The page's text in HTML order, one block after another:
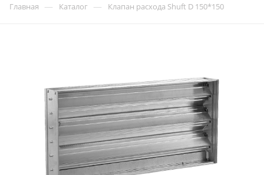
Главная — Каталог — Клапан расхода Shuft D 150*150